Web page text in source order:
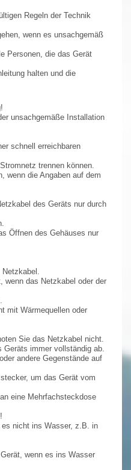
Regeln der Technik
wenn es unsachgemäß
Personen, die das Gerät
halten und die
unsachgemäße Installation
schnell erreichbaren
trennen können.
wenn die Angaben auf dem
des Geräts nur durch
Öffnen des Gehäuses nur
wenn das Netzkabel oder der
mit Wärmequellen oder
Sie das Netzkabel nicht.
immer vollständig ab.
andere Gegenstände auf
um das Gerät vom
eine Mehrfachsteckdose
nicht ins Wasser, z.B. in
wenn es ins Wasser